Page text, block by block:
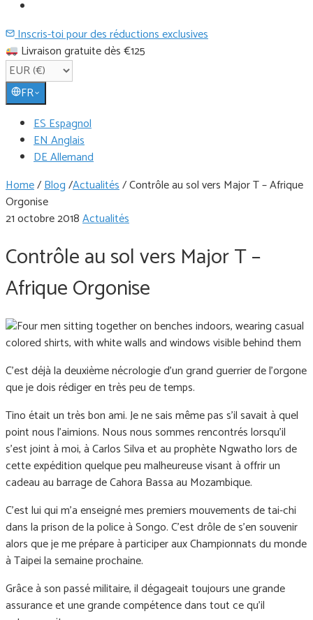
Inscris-toi pour des réductions exclusives
Livraison gratuite dès €125
FR
ES Espagnol
EN Anglais
DE Allemand
Home/Blog/Actualités/Contrôle au sol vers Major T – Afrique
Orgonise
21 octobre 2018Actualités
Contrôle au sol vers Major T –
Afrique Orgonise
C'est déjà la deuxième nécrologie d'un grand guerrier de l'orgone
que je dois rédiger en très peu de temps.
Tino était un très bon ami. Je ne sais même pas s’il savait à quel
point nous l’aimions. Nous nous sommes rencontrés lorsqu’il
s’est joint à moi, à Carlos Silva et au prophète Ngwatho lors de
cette expédition quelque peu malheureuse visant à offrir un
cadeau au barrage de Cahora Bassa au Mozambique.
C'est lui qui m'a enseigné mes premiers mouvements de tai-chi
dans la prison de la police à Songo. C'est drôle de s'en souvenir
alors que je me prépare à participer aux Championnats du monde
à Taipei la semaine prochaine.
Grâce à son passé militaire, il dégageait toujours une grande
assurance et une grande compétence dans tout ce qu’il